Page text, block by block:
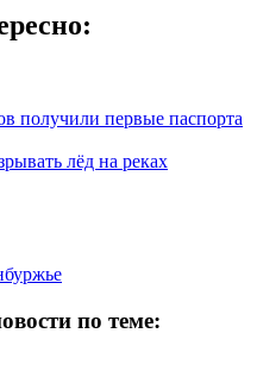
получили первые паспорта
лёд на реках
по теме: